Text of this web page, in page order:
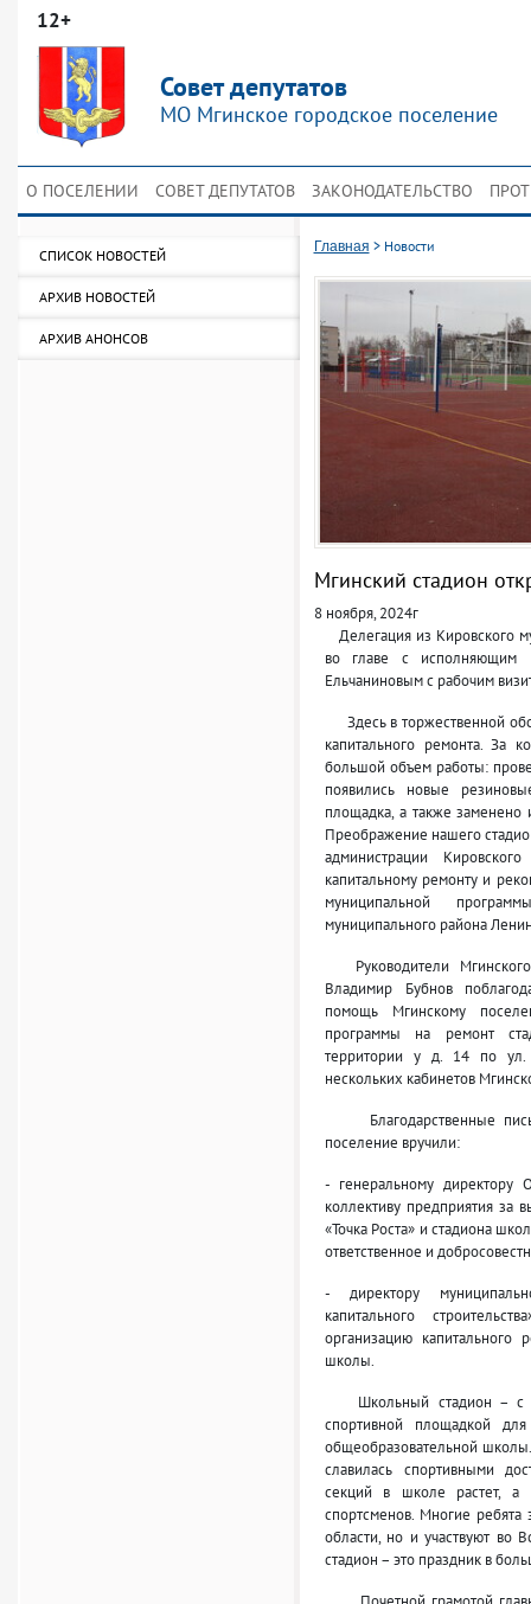
12+
Совет депутатов
МО Мгинское городское поселение
О ПОСЕЛЕНИИ СОВЕТ ДЕПУТАТОВ ЗАКОНОДАТЕЛЬСТВО
СПИСОК НОВОСТЕЙ
АРХИВ НОВОСТЕЙ
АРХИВ АНОНСОВ
Главная > Новости
Мгинский стадион
8 ноября, 2024г
Делегация из Кировского
во главе с исполняющим
Ельчаниновым с рабочим
Здесь в торжественной
капитального ремонта. За
большой объем работы:
появились новые
площадка, а также заменено
Преображение нашего
администрации
капитальному ремонту и
муниципальной
муниципального района
Руководители
Владимир Бубнов
помощь Мгинскому
программы на ремонт
территории у д. 14 по ул.
нескольких кабинетов
Благодарственные
поселение вручили:
- генеральному директору
коллективу предприятия за
«Точка Роста» и стадиона
ответственное и
- директору
капитального
организацию капитального
школы.
Школьный стадион – с
спортивной площадкой
общеобразовательной
славилась спортивными
секций в школе растет, а
спортсменов. Многие
области, но и участвуют во
стадион – это праздник в